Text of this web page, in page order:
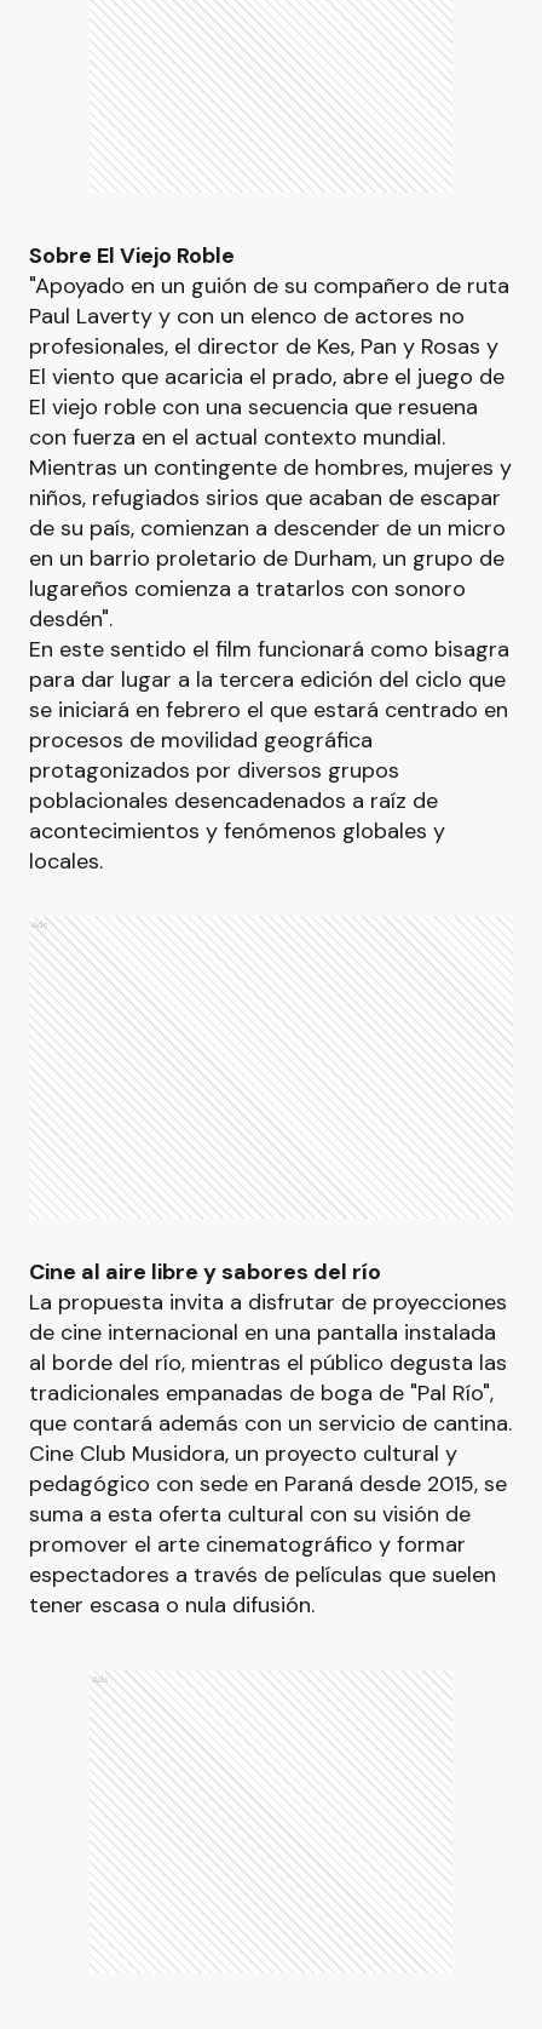
Sobre El Viejo Roble
"Apoyado en un guión de su compañero de ruta
Paul Laverty y con un elenco de actores no
profesionales, el director de Kes, Pan y Rosas y
El viento que acaricia el prado, abre el juego de
El viejo roble con una secuencia que resuena
con fuerza en el actual contexto mundial.
Mientras un contingente de hombres, mujeres y
niños, refugiados sirios que acaban de escapar
de su país, comienzan a descender de un micro
en un barrio proletario de Durham, un grupo de
lugareños comienza a tratarlos con sonoro
desdén".
En este sentido el film funcionará como bisagra
para dar lugar a la tercera edición del ciclo que
se iniciará en febrero el que estará centrado en
procesos de movilidad geográfica
protagonizados por diversos grupos
poblacionales desencadenados a raíz de
acontecimientos y fenómenos globales y
locales.
Ads
Cine al aire libre y sabores del río
La propuesta invita a disfrutar de proyecciones
de cine internacional en una pantalla instalada
al borde del río, mientras el público degusta las
tradicionales empanadas de boga de "Pal Río",
que contará además con un servicio de cantina.
Cine Club Musidora, un proyecto cultural y
pedagógico con sede en Paraná desde 2015, se
suma a esta oferta cultural con su visión de
promover el arte cinematográfico y formar
espectadores a través de películas que suelen
tener escasa o nula difusión.
Ads